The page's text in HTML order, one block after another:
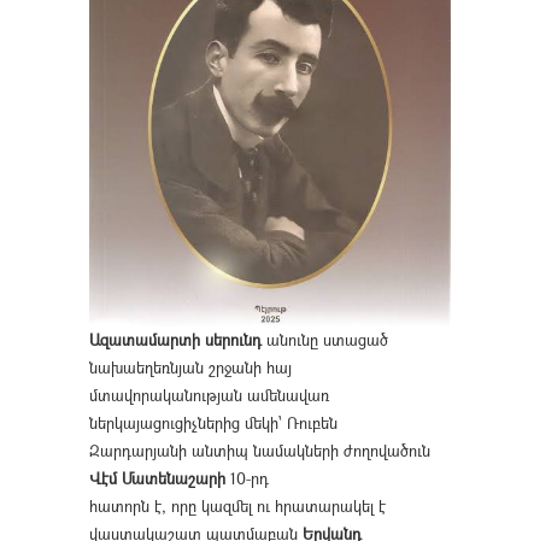
Ազատամարտի սերունդանունը ստացած
նախաեղեռնյան շրջանի հայ
մտավորականության ամենավառ
ներկայացուցիչներից մեկի՝ Ռուբեն
Զարդարյանի անտիպ նամակների ժողովածուն
Վէմ Մատենաշարի 10-րդ
հատորն է, որը կազմել ու հրատարակել է
վաստակաշատ պատմաբան Երվանդ